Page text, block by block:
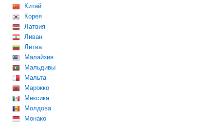
Китай
Корея
Латвия
Ливан
Литва
Малайзия
Мальдивы
Мальта
Марокко
Мексика
Молдова
Монако